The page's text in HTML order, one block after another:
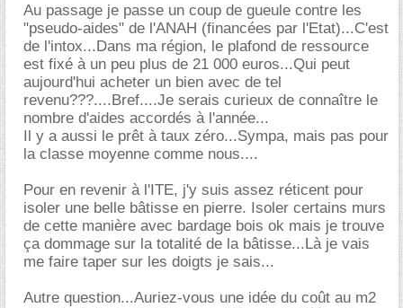
Au passage je passe un coup de gueule contre les
"pseudo-aides" de l'ANAH (financées par l'Etat)...C'est
de l'intox...Dans ma région, le plafond de ressource
est fixé à un peu plus de 21 000 euros...Qui peut
aujourd'hui acheter un bien avec de tel
revenu???....Bref....Je serais curieux de connaître le
nombre d'aides accordés à l'année...
Il y a aussi le prêt à taux zéro...Sympa, mais pas pour
la classe moyenne comme nous....
Pour en revenir à l'ITE, j'y suis assez réticent pour
isoler une belle bâtisse en pierre. Isoler certains murs
de cette manière avec bardage bois ok mais je trouve
ça dommage sur la totalité de la bâtisse...Là je vais
me faire taper sur les doigts je sais...
Autre question...Auriez-vous une idée du coût au m2